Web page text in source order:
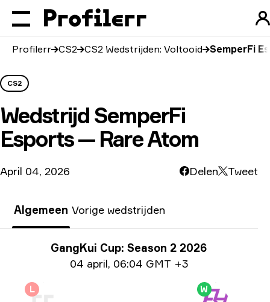
Profilerr CS2 CS2 Wedstrijden: Voltooid SemperFi
CS2
Wedstrijd SemperFi
Esports — Rare Atom
April 04, 2026 Delen Tweet
Algemeen Vorige wedstrijden
Toernooi infoGangKui Cup: Season 2 2026
Datum informatie04 april, 06:04 GMT +3
L W